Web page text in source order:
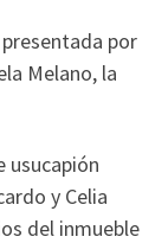
por
Melano, la
usucapión
y Celia
del inmueble